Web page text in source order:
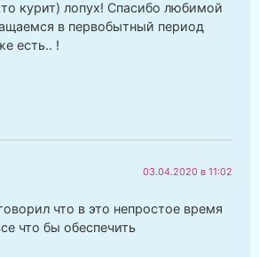
курит) лопух! Спасибо любимой
в первобытный период
есть.. !
03.04.2020 в 11:02
что в это непростое время
что бы обеспечить